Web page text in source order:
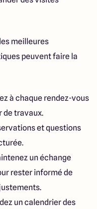
meilleures
peuvent faire la
à chaque rendez-vous
de travaux.
et questions
un échange
rester informé de
un calendrier des